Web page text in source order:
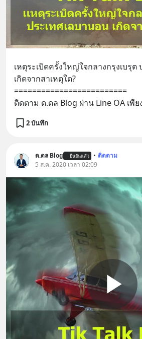
เหตุระเบิดครั้งใหญ่ใจกลางกรุงเบรุต
เกิดจากสาเหตุใด?
=========================
ติดตาม ด.ดล Blog ผ่าน Line OA เพีย
2 บันทึก
ด.ดล Blog ยืนยันแล้ว • ติดตาม
5 ส.ค. 2020 เวลา 02:09